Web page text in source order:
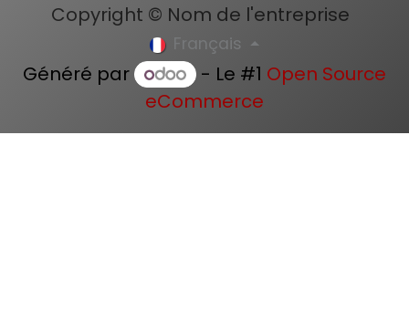
Copyright © Nom de l'entreprise
Français
Généré par - Le #1 Open Source
eCommerce